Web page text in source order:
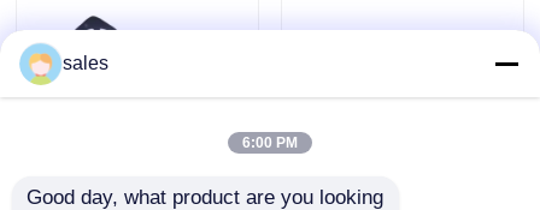
एक उद्धरण का अनुरोध करें
सुरक्षा चश्मा काले चश्मे
sales
6:00 PM
Good day, what product are you looking